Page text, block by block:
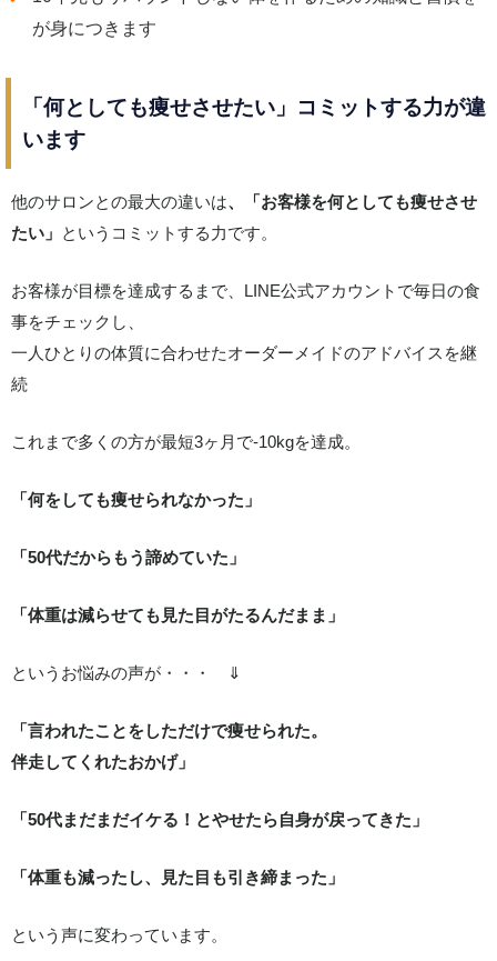
が身につきます
「何としても痩せさせたい」コミットする力が違
います
他のサロンとの最大の違いは、「お客様を何としても痩せさせ
たい」 というコミットする力です。
お客様が目標を達成するまで、LINE公式アカウントで毎日の食
事をチェックし、
一人ひとりの体質に合わせたオーダーメイドのアドバイスを継
続
これまで多くの方が最短3ヶ月で-10kgを達成。
「何をしても痩せられなかった」
「50代だからもう諦めていた」
「体重は減らせても見た目がたるんだまま」
というお悩みの声が・・・ ⇓
「言われたことをしただけで痩せられた。
伴走してくれたおかげ」
「50代まだまだイケる！とやせたら自身が戻ってきた」
「体重も減ったし、見た目も引き締まった」
という声に変わっています。